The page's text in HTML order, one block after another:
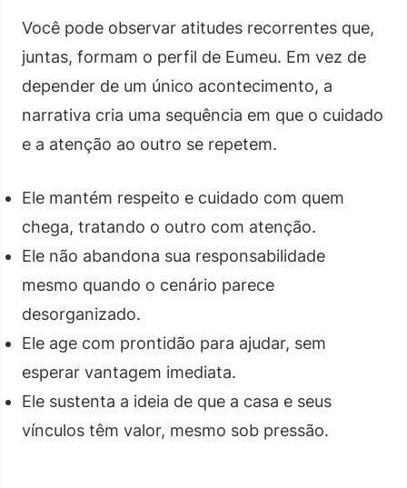
Você pode observar atitudes recorrentes que,
juntas, formam o perfil de Eumeu. Em vez de
depender de um único acontecimento, a
narrativa cria uma sequência em que o cuidado
e a atenção ao outro se repetem.
Ele mantém respeito e cuidado com quem
chega, tratando o outro com atenção.
Ele não abandona sua responsabilidade
mesmo quando o cenário parece
desorganizado.
Ele age com prontidão para ajudar, sem
esperar vantagem imediata.
Ele sustenta a ideia de que a casa e seus
vínculos têm valor, mesmo sob pressão.